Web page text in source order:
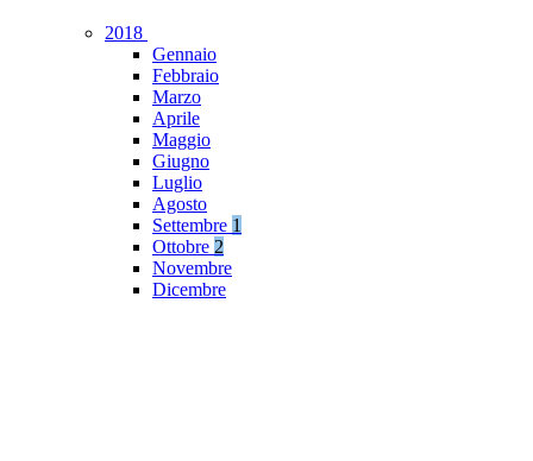
2018
Gennaio
Febbraio
Marzo
Aprile
Maggio
Giugno
Luglio
Agosto
Settembre 1
Ottobre 2
Novembre
Dicembre